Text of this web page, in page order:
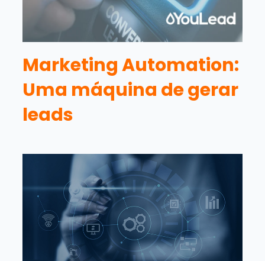
Marketing Automation:
Uma máquina de gerar
leads